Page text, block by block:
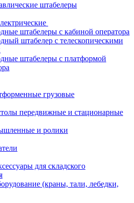
штабелеры
штабелеры с кабиной оператора
штабелер с телескопическими
штабелеры с платформой
грузовые
передвижные и стационарные
и ролики
для складского
(краны, тали, лебедки,